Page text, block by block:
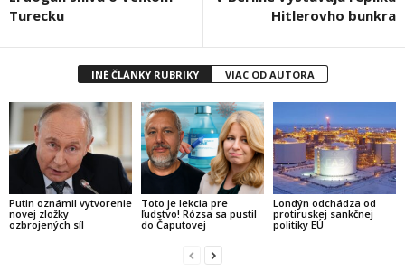
Turecku
Hitlerovho bunkra
INÉ ČLÁNKY RUBRIKY VIAC OD AUTORA
Putin oznámil vytvorenie
novej zložky
ozbrojených síl
Toto je lekcia pre
ľudstvo! Rózsa sa pustil
do Čaputovej
Londýn odchádza od
protiruskej sankčnej
politiky EÚ